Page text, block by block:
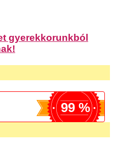
gyerekkorunkból
99 %